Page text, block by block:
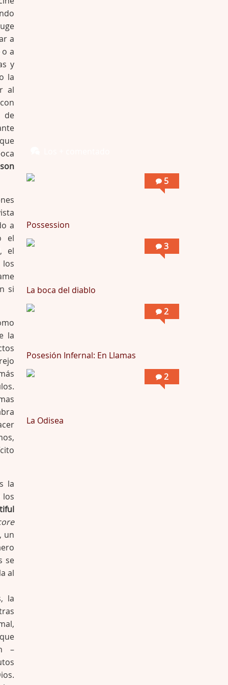
a
o a
y
la
al
de
a
el
el
si
la
la
los
un
se
al
la
–
Possession
Por: Mountain
Llevo toda una vida para verla y nunca lo …
5
Possession
3
La boca del diablo
2
Posesión Infernal: En Llamas
2
La Odisea